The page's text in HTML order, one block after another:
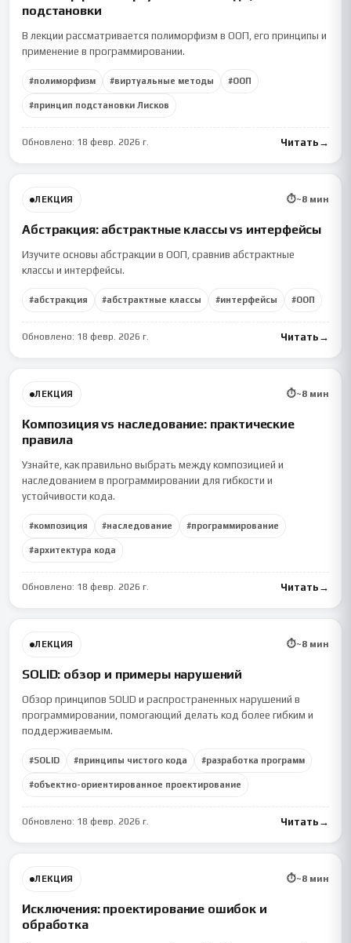
подстановки
В лекции рассматривается полиморфизм в ООП, его принципы и
применение в программировании.
#полиморфизм #виртуальные методы #ООП
#принцип подстановки Лисков
Обновлено: 18 февр. 2026 г. Читать →
ЛЕКЦИЯ ⏱~8мин
Абстракция: абстрактные классы vs интерфейсы
Изучите основы абстракции в ООП, сравнив абстрактные
классы и интерфейсы.
#абстракция #абстрактные классы #интерфейсы #ООП
Обновлено: 18 февр. 2026 г. Читать →
ЛЕКЦИЯ ⏱~8мин
Композиция vs наследование: практические
правила
Узнайте, как правильно выбрать между композицией и
наследованием в программировании для гибкости и
устойчивости кода.
#композиция #наследование #программирование
#архитектура кода
Обновлено: 18 февр. 2026 г. Читать →
ЛЕКЦИЯ ⏱~8мин
SOLID: обзор и примеры нарушений
Обзор принципов SOLID и распространенных нарушений в
программировании, помогающий делать код более гибким и
поддерживаемым.
#SOLID #принципы чистого кода #разработка программ
#объектно-ориентированное проектирование
Обновлено: 18 февр. 2026 г. Читать →
ЛЕКЦИЯ ⏱~8мин
Исключения: проектирование ошибок и
обработка